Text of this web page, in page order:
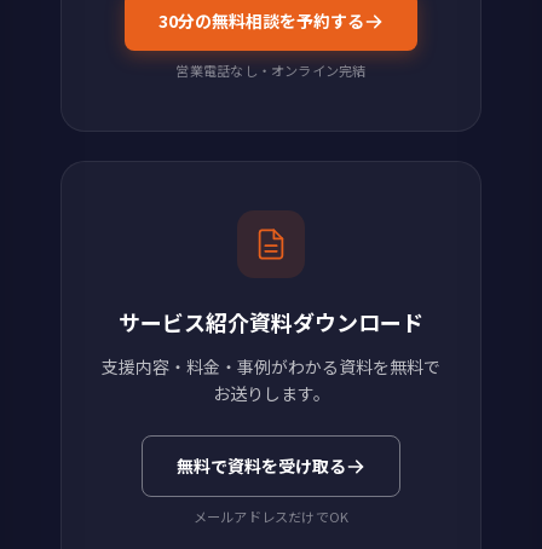
30分の無料相談を予約する
営業電話なし・オンライン完結
サービス紹介資料ダウンロード
支援内容・料金・事例がわかる資料を無料で
お送りします。
無料で資料を受け取る
メールアドレスだけでOK